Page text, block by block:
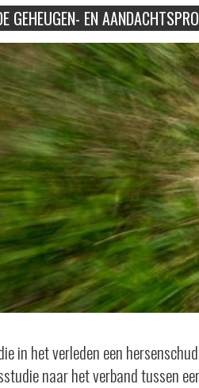
GEHEUGEN- EN
in het verleden een
naar het verband tussen